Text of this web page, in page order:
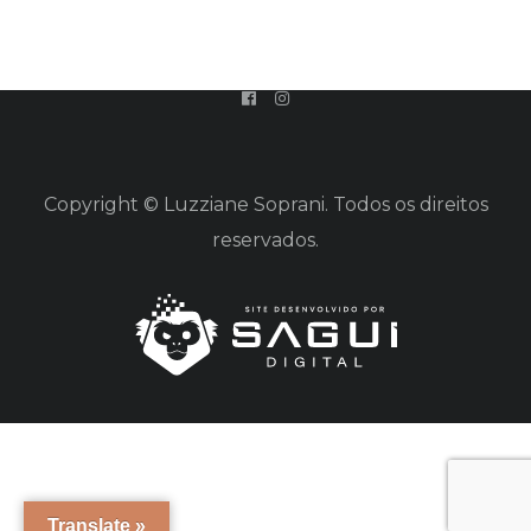
Copyright © Luzziane Soprani. Todos os direitos
reservados.
Translate »